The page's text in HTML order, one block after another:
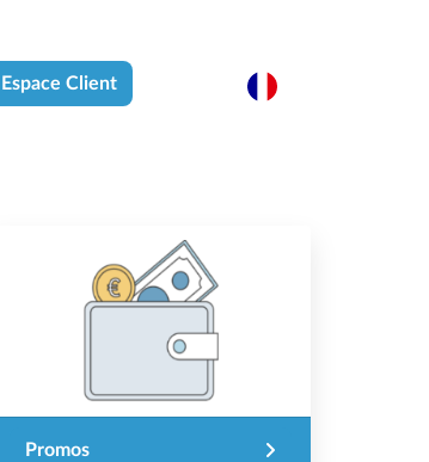
Espace Client
Promos